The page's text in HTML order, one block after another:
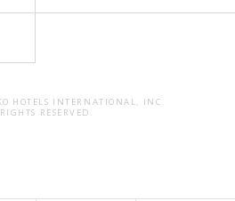
HOTELS INTERNATIONAL, INC.
RESERVED.